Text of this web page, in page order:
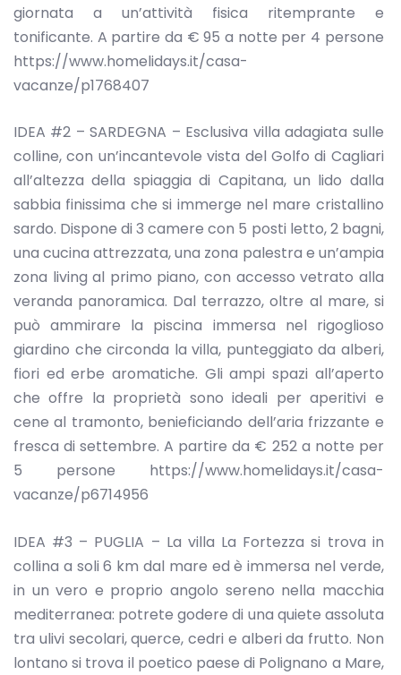
giornata a un’attività fisica ritemprante e
tonificante. A partire da € 95 a notte per 4 persone
https://www.homelidays.it/casa-
vacanze/p1768407
IDEA #2 – SARDEGNA – Esclusiva villa adagiata sulle
colline, con un’incantevole vista del Golfo di Cagliari
all’altezza della spiaggia di Capitana, un lido dalla
sabbia finissima che si immerge nel mare cristallino
sardo. Dispone di 3 camere con 5 posti letto, 2 bagni,
una cucina attrezzata, una zona palestra e un’ampia
zona living al primo piano, con accesso vetrato alla
veranda panoramica. Dal terrazzo, oltre al mare, si
può ammirare la piscina immersa nel rigoglioso
giardino che circonda la villa, punteggiato da alberi,
fiori ed erbe aromatiche. Gli ampi spazi all’aperto
che offre la proprietà sono ideali per aperitivi e
cene al tramonto, benieficiando dell’aria frizzante e
fresca di settembre. A partire da € 252 a notte per
5 persone https://www.homelidays.it/casa-
vacanze/p6714956
IDEA #3 – PUGLIA – La villa La Fortezza si trova in
collina a soli 6 km dal mare ed è immersa nel verde,
in un vero e proprio angolo sereno nella macchia
mediterranea: potrete godere di una quiete assoluta
tra ulivi secolari, querce, cedri e alberi da frutto. Non
lontano si trova il poetico paese di Polignano a Mare,